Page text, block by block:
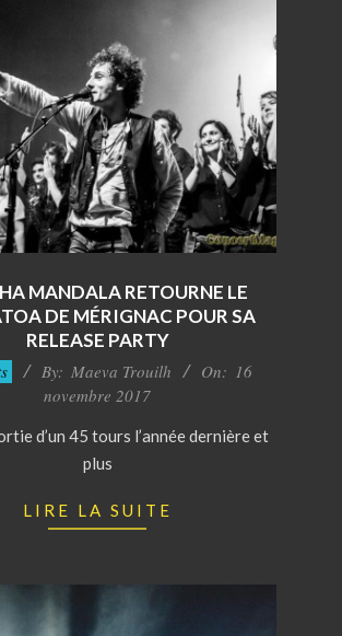
MANDALA RETOURNE LE
DE MÉRIGNAC POUR SA
RELEASE PARTY
By: Maeva Trouilh On: 16
novembre 2017
d’un 45 tours l’année dernière et
plus
LIRE LA SUITE